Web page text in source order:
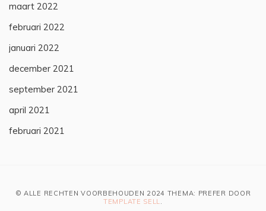
maart 2022
februari 2022
januari 2022
december 2021
september 2021
april 2021
februari 2021
© ALLE RECHTEN VOORBEHOUDEN 2024 THEMA: PREFER DOOR
TEMPLATE SELL.